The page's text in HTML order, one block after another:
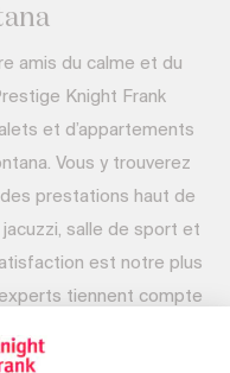
amis du calme et du
Knight Frank
et d’appartements
Vous y trouverez
prestations haut de
salle de sport et
est notre plus
tiennent compte